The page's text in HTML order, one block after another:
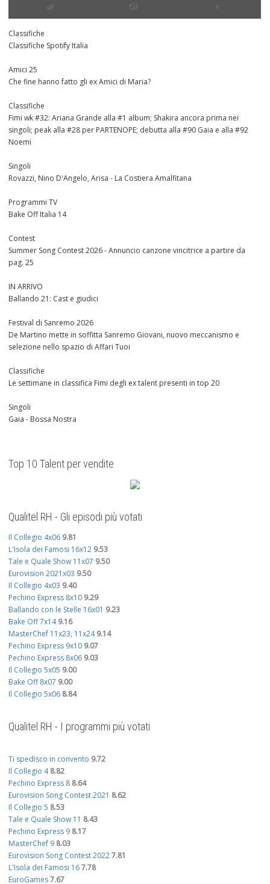
🌿 🎲 ⭐️
Classifiche
Classifiche Spotify Italia
Amici 25
Che fine hanno fatto gli ex Amici di Maria?
Classifiche
Fimi wk #32: Ariana Grande alla #1 album; Shakira ancora prima nei
singoli; peak alla #28 per PARTENOPE; debutta alla #90 Gaia e alla #92
Noemi
Singoli
Rovazzi, Nino D'Angelo, Arisa - La Costiera Amalfitana
Programmi TV
Bake Off Italia 14
Contest
Summer Song Contest 2026 - Annuncio canzone vincitrice a partire da
pag. 25
IN ARRIVO
Ballando 21: Cast e giudici
Festival di Sanremo 2026
De Martino mette in soffitta Sanremo Giovani, nuovo meccanismo e
selezione nello spazio di Affari Tuoi
Classifiche
Le settimane in classifica Fimi degli ex talent presenti in top 20
Singoli
Gaia - Bossa Nostra
Top 10 Talent per vendite
Qualitel RH - Gli episodi più votati
Il Collegio 4x06 9.81
L'Isola dei Famosi 16x12 9.53
Tale e Quale Show 11x07 9.50
Eurovision 2021x03 9.50
Il Collegio 4x03 9.40
Pechino Express 8x10 9.29
Ballando con le Stelle 16x01 9.23
Bake Off 7x14 9.16
MasterChef 11x23, 11x24 9.14
Pechino Express 9x10 9.07
Pechino Express 8x06 9.03
Il Collegio 5x05 9.00
Bake Off 8x07 9.00
Il Collegio 5x06 8.84
Qualitel RH - I programmi più votati
Ti spedisco in convento 9.72
Il Collegio 4 8.82
Pechino Express 8 8.64
Eurovision Song Contest 2021 8.62
Il Collegio 5 8.53
Tale e Quale Show 11 8.43
Pechino Express 9 8.17
MasterChef 9 8.03
Eurovision Song Contest 20227.81
L'Isola dei Famosi 167.78
EuroGames7.67